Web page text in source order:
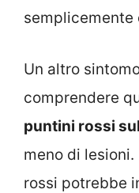
semplicemente
Un altro
comprendere
puntini rossi
meno di
rossi potrebbe